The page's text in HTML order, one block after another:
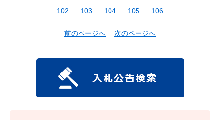
102
103 104 105 106
前のページへ 次のページへ